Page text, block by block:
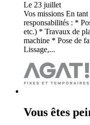
Le 23 juillet
Vos missions En
responsabilités : *
etc.) * Travaux de
machine * Pose de
Lissage,...
Vous êtes